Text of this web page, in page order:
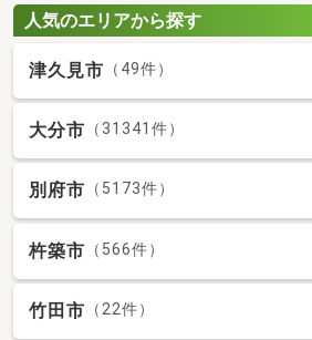
人気のエリアから探す
津久見市 （49件）
大分市 （31341件）
別府市 （5173件）
杵築市 （566件）
竹田市 （22件）